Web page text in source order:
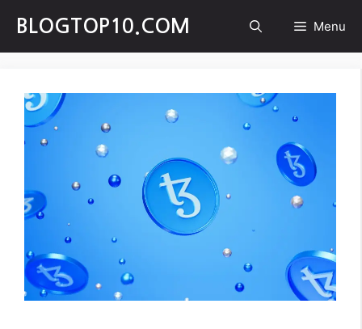
content
BLOGTOP10.COM Menu